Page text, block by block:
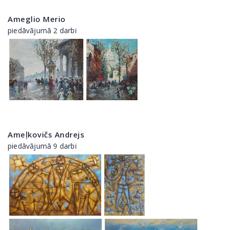
Ameglio Merio
piedāvājumā 2 darbi
Ameļkovičs Andrejs
piedāvājumā 9 darbi